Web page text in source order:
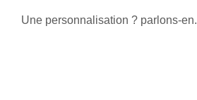
Une personnalisation ? parlons-en.